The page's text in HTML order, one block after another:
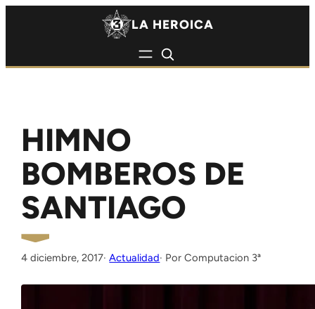
LA HEROICA
HIMNO
BOMBEROS DE
SANTIAGO
4 diciembre, 2017·Actualidad Computacion 3ª